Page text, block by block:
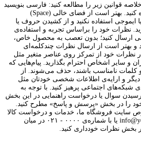
قوانین زیر را مطالعه کنید: فارسی بنویسید
و از کیبورد فارسی استفاده کنید. بهتر است از فضای خالی (Space)
استفاده نکنید و از کشیدن حروف یا
نظرات خود را براساس تجربه و استفاده‌ی
ارسال کنید؛ بدون تعصب به محصول خاص،
و بهتر است از ارسال نظرات چندکلمه‌‌ای
نظرات خود از تمرکز روی عناصر متغیر مثل
و سایر اشخاص احترام بگذارید. پیام‌هایی که
کلمات نامناسب باشند، حذف می‌شوند. از
و ارایه‌ی اطلاعات شخصی خودتان مثل
شبکه‌های اجتماعی پرهیز کنید. با توجه به
سوال یا درخواست راهنمایی در این بخش
را در بخش «پرسش و پاسخ» مطرح کنید.
سایت فروشگاه ما، خدمات و درخواست کالا
را با ایمیل info@yourdomain.com یا با شماره‌ی ۰۰۰۰ - ۰۲۱ در میان
بخش نظرات خودداری کنید.